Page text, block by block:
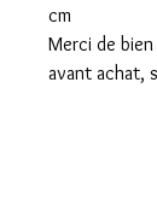
cm
Merci de
avant achat,